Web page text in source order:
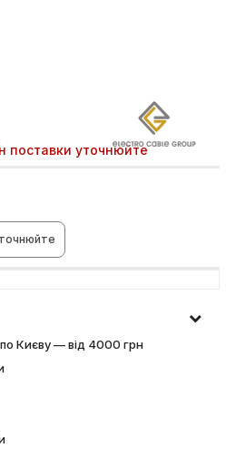
поставки уточнюйте
Києву — від 4000 грн